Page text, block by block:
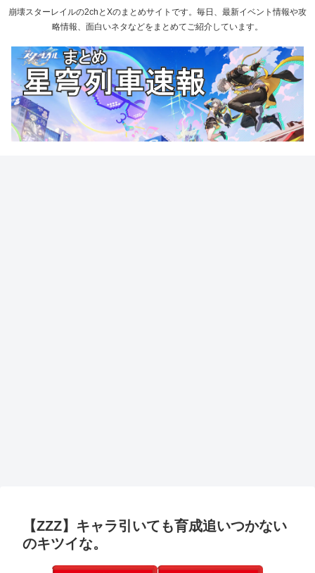
崩壊スターレイルの2chとXのまとめサイトです。毎日、最新イベント情報や攻
略情報、面白いネタなどをまとめてご紹介しています。
【ZZZ】キャラ引いても育成追いつかない
のキツイな。